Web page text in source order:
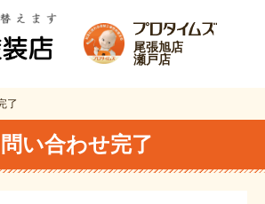
尾張旭店
瀬戸店
了
い合わせ完了